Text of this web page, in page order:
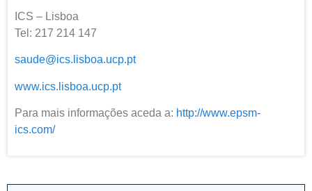
ICS – Lisboa
Tel: 217 214 147
saude@ics.lisboa.ucp.pt
www.ics.lisboa.ucp.pt
Para mais informações aceda a: http://www.epsm-
ics.com/